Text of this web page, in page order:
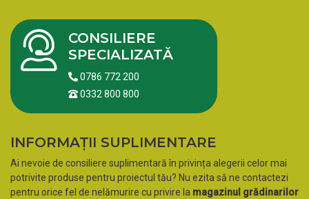
CONSILIERE
SPECIALIZATĂ
0786 772 200
0332 800 800
INFORMAȚII SUPLIMENTARE
Ai nevoie de consiliere suplimentară în privința alegerii celor mai
potrivite produse pentru proiectul tău? Nu ezita să ne contactezi
pentru orice fel de nelămurire cu privire la magazinul grădinarilor